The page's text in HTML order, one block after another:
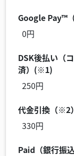
Google Pay™
0円
DSK後払い（
済）(※1)
250円
代金引換（※2）
330円
Paid（銀行振